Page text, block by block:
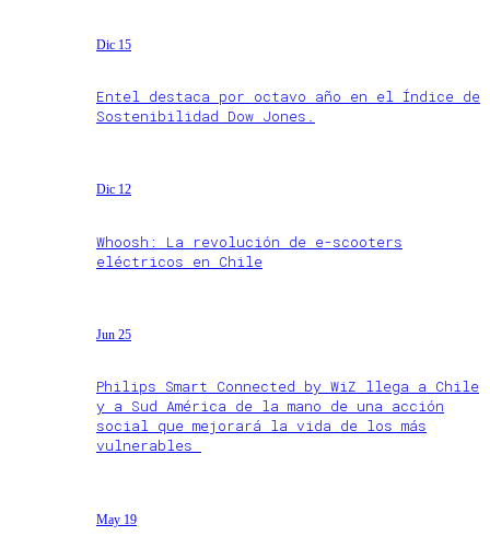
Dic 15
Entel destaca por octavo año en el Índice de
Sostenibilidad Dow Jones.
Dic 12
Whoosh: La revolución de e-scooters
eléctricos en Chile
Jun 25
Philips Smart Connected by WiZ llega a Chile
y a Sud América de la mano de una acción
social que mejorará la vida de los más
vulnerables
May 19